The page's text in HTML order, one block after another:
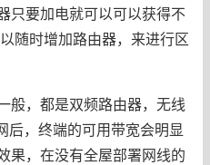
只要加电就可以可以获得不
随时增加路由器，来进行区
般，都是双频路由器，无线
后，终端的可用带宽会明显
果，在没有全屋部署网线的